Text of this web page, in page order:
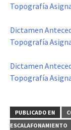
Topografía
Dictamen
Topografía
Dictamen
Topografía
PUBLICADO EN
ESCALAFONAMIENTO